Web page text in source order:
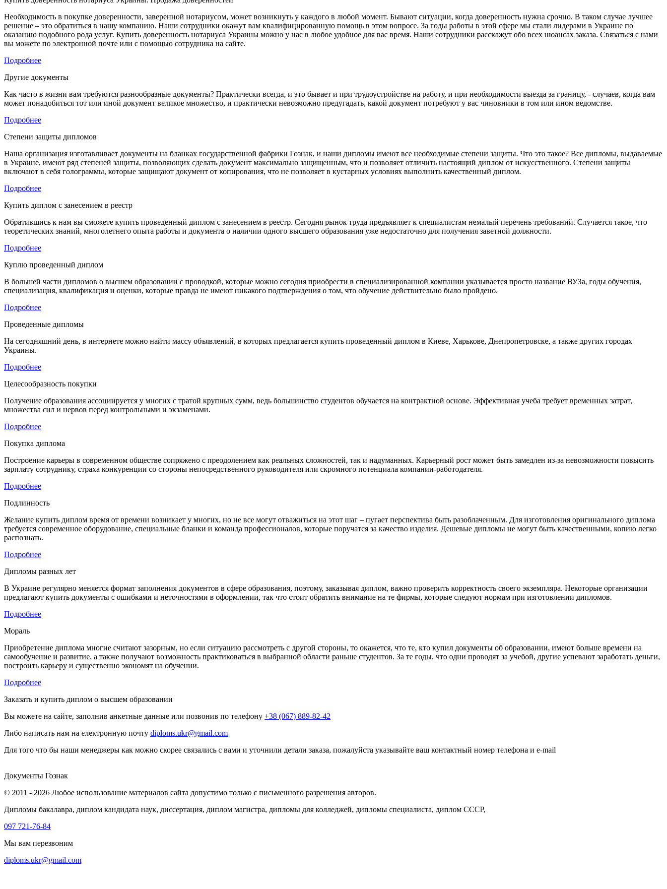
Необходимость в покупке доверенности, заверенной нотариусом, может возникнуть у каждого в любой момент. Бывают ситуации, когда доверенность нужна срочно. В таком случае лучшее
решение – это обратиться в нашу компанию. Наши сотрудники окажут вам квалифицированную помощь в этом вопросе. За годы работы в этой сфере мы стали лидерами в Украине по
оказанию подобного рода услуг. Купить доверенность нотариуса Украины можно у нас в любое удобное для вас время. Наши сотрудники расскажут обо всех нюансах заказа. Связаться с нами
вы можете по электронной почте или с помощью сотрудника на сайте.
Подробнее
Другие документы
Как часто в жизни вам требуются разнообразные документы? Практически всегда, и это бывает и при трудоустройстве на работу, и при необходимости выезда за границу, - случаев, когда вам
может понадобиться тот или иной документ великое множество, и практически невозможно предугадать, какой документ потребуют у вас чиновники в том или ином ведомстве.
Подробнее
Степени защиты дипломов
Наша организация изготавливает документы на бланках государственной фабрики Гознак, и наши дипломы имеют все необходимые степени защиты. Что это такое? Все дипломы, выдаваемые
в Украине, имеют ряд степеней защиты, позволяющих сделать документ максимально защищенным, что и позволяет отличить настоящий диплом от искусственного. Степени защиты
включают в себя голограммы, которые защищают документ от копирования, что не позволяет в кустарных условиях выполнить качественный диплом.
Подробнее
Купить диплом с занесением в реестр
Обратившись к нам вы сможете купить проведенный диплом с занесением в реестр. Сегодня рынок труда предъявляет к специалистам немалый перечень требований. Случается такое, что
теоретических знаний, многолетнего опыта работы и документа о наличии одного высшего образования уже недостаточно для получения заветной должности.
Подробнее
Куплю проведенный диплом
В большей части дипломов о высшем образовании с проводкой, которые можно сегодня приобрести в специализированной компании указывается просто название ВУЗа, годы обучения,
специализация, квалификация и оценки, которые правда не имеют никакого подтверждения о том, что обучение действительно было пройдено.
Подробнее
Проведенные дипломы
На сегодняшний день, в интернете можно найти массу объявлений, в которых предлагается купить проведенный диплом в Киеве, Харькове, Днепропетровске, а также других городах
Украины.
Подробнее
Целесообразность покупки
Получение образования ассоциируется у многих с тратой крупных сумм, ведь большинство студентов обучается на контрактной основе. Эффективная учеба требует временных затрат,
множества сил и нервов перед контрольными и экзаменами.
Подробнее
Покупка диплома
Построение карьеры в современном обществе сопряжено с преодолением как реальных сложностей, так и надуманных. Карьерный рост может быть замедлен из-за невозможности повысить
зарплату сотруднику, страха конкуренции со стороны непосредственного руководителя или скромного потенциала компании-работодателя.
Подробнее
Подлинность
Желание купить диплом время от времени возникает у многих, но не все могут отважиться на этот шаг – пугает перспектива быть разоблаченным. Для изготовления оригинального диплома
требуется современное оборудование, специальные бланки и команда профессионалов, которые поручатся за качество изделия. Дешевые дипломы не могут быть качественными, копию легко
распознать.
Подробнее
Дипломы разных лет
В Украине регулярно меняется формат заполнения документов в сфере образования, поэтому, заказывая диплом, важно проверить корректность своего экземпляра. Некоторые организации
предлагают купить документы с ошибками и неточностями в оформлении, так что стоит обратить внимание на те фирмы, которые следуют нормам при изготовлении дипломов.
Подробнее
Мораль
Приобретение диплома многие считают зазорным, но если ситуацию рассмотреть с другой стороны, то окажется, что те, кто купил документы об образовании, имеют больше времени на
самообучение и развитие, а также получают возможность практиковаться в выбранной области раньше студентов. За те годы, что одни проводят за учебой, другие успевают заработать деньги,
построить карьеру и существенно экономят на обучении.
Подробнее
Заказать и купить диплом о высшем образовании
Вы можете на сайте, заполнив анкетные данные или позвонив по телефону +38 (067) 889-82-42
Либо написать нам на електронную почту diploms.ukr@gmail.com
Для того что бы наши менеджеры как можно скорее связались с вами и уточнили детали заказа, пожалуйста указывайте ваш контактный номер телефона и e-mail
Документы Гознак
© 2011 - 2026 Любое использование материалов сайта допустимо только с письменного разрешения авторов.
Дипломы бакалавра, диплом кандидата наук, диссертация, диплом магистра, дипломы для колледжей, дипломы специалиста, диплом СССР,
097 721-76-84
Мы вам перезвоним
diploms.ukr@gmail.com